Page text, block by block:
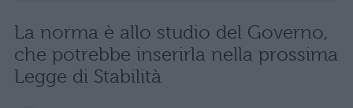
La norma è allo studio del Governo,
che potrebbe inserirla nella prossima
Legge di Stabilità